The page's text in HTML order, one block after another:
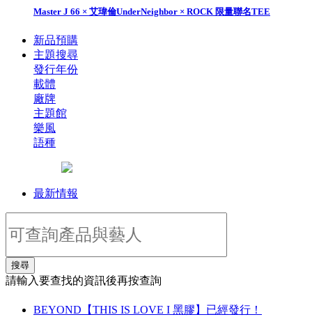
Master J 66 × 艾瑋倫UnderNeighbor × ROCK 限量聯名TEE
新品預購
主題搜尋
發行年份
載體
廠牌
主題館
樂風
語種
最新情報
搜尋
請輸入要查找的資訊後再按查詢
BEYOND【THIS IS LOVE I 黑膠】已經發行！